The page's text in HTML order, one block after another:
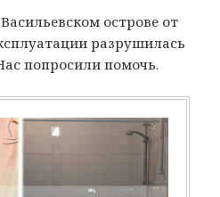
острове от
разрушилась
попросили помочь.